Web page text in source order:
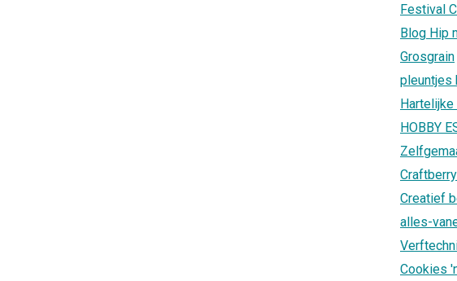
Festival
Blog Hip
Grosgrain
pleuntjes
HOBBY
Creatief
alles-
Cookies